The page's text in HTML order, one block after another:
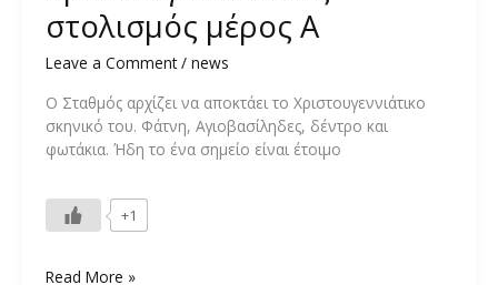
στολισμός μέρος Α
Leave a Comment / news
Ο Σταθμός αρχίζει να αποκτάει το Χριστουγεννιάτικο
σκηνικό του. Φάτνη, Αγιοβασίληδες, δέντρο και
φωτάκια. Ήδη το ένα σημείο είναι έτοιμο
+1
Χριστουγεννιάτικος
Read More »